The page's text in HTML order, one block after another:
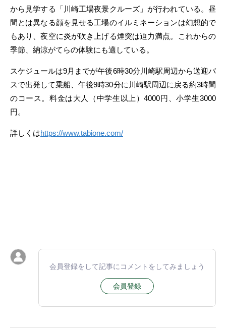
から見学する「川崎工場夜景クルーズ」が行われている。昼
間とは異なる顔を見せる工場のイルミネーションは幻想的で
もあり、夜空に炎が吹き上げる煙突は迫力満点。これからの
季節、納涼がてらの体験にも適している。
スケジュールは9月までが午後6時30分川崎駅周辺から送迎バ
スで出発して乗船、午後9時30分に川崎駅周辺に戻る約3時間
のコース。料金は大人（中学生以上）4000円、小学生3000
円。
詳しくはhttps://www.tabione.com/
会員登録をして記事にコメントをしてみましょう
会員登録